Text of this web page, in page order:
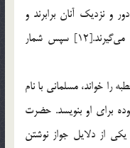
و نزدیك آنان برابرند و
نیرومند و ناتوان در جنگ به تساوی غنیمت می‌گیرند.[12] سپس شمار
را خواند، مسلمانی با نام
برای او بنویسد. حضرت
شود.[13] این خبر یكی از دلایل جواز نوشتن